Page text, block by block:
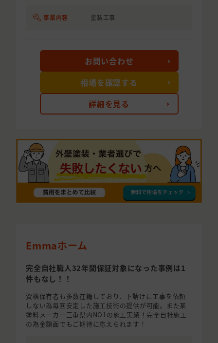
事業内容 塗装工事
詳細を見る
お問い合わせ
相場を確認する
Emmaホーム
完全自社職人32年間保証対象になった事例は1
件もなし！！
資格保有者も多数在籍しており、下請けに工事を依頼
しない為毎回安定した施工技術の提供が可能。また某
塗料メーカー三重県内NO1の施工実績！完全自社施工
の為金額面でもご期待に応えられます！